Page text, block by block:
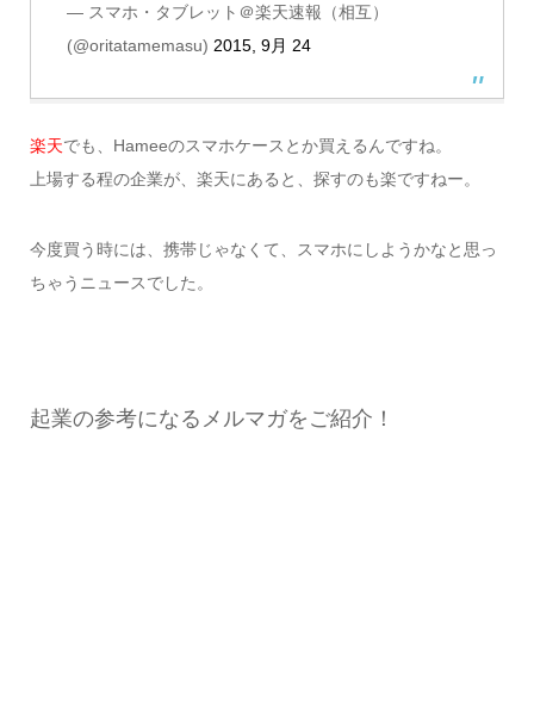
— スマホ・タブレット＠楽天速報（相互）
(@oritatamemasu) 2015, 9月 24
楽天でも、Hameeのスマホケースとか買えるんですね。
上場する程の企業が、楽天にあると、探すのも楽ですねー。
今度買う時には、携帯じゃなくて、スマホにしようかなと思っ
ちゃうニュースでした。
起業の参考になるメルマガをご紹介！